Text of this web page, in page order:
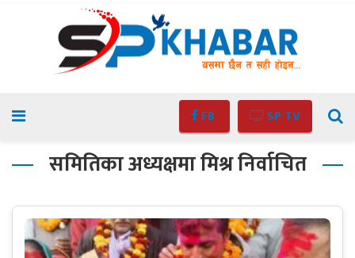
FB SP TV
समितिका अध्यक्षमा मिश्र निर्वाचित